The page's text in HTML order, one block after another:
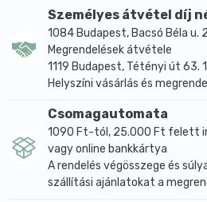
fogyaszthatják. E tulajdonságát
Élelmiszerbiztonsági Hivatal
alátámasztották.
- mert diéta alatt is
Nyírfacukorral a diétázók is
ételeiket, könnyebben
illeszthető édességeket,
hagyományos cukor hirtelen
vércukorszintet és gyorsan
viszont pont ellentétes hatást
Személyes átvétel díj
1084 Budapest, Bacsó Béla u.
Megrendelések átvétele
1119 Budapest, Tétényi út 63.
Helyszíni vásárlás és
Csomagautomata
1090 Ft-tól, 25.000 Ft felett
vagy online bankkártya
A rendelés végösszege és
szállítási ajánlatokat a